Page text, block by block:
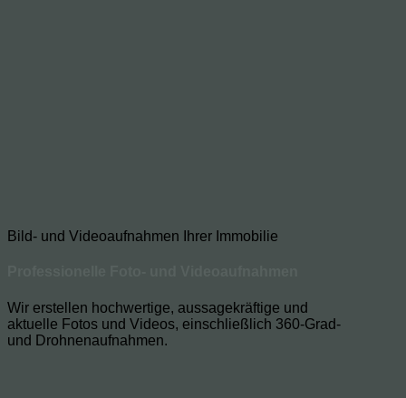
Bild- und Videoaufnahmen Ihrer Immobilie
Wir erstellen hochwertige, aussagekräftige und
aktuelle Fotos und Videos, einschließlich 360-Grad-
und Drohnenaufnahmen.